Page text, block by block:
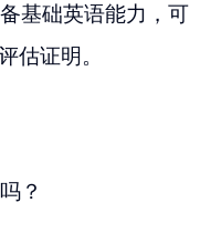
基础英语能力，可
估证明。
？